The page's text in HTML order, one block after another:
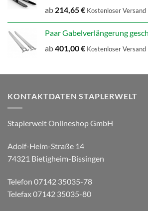
ab 214,65€ Kostenloser Versand
Paar Gabelverlängerung
ab401,00€ Kostenloser Versand
KONTAKTDATEN STAPLERWELT
Staplerwelt Onlineshop GmbH
Adolf-Heim-Straße 14
74321 Bietigheim-Bissingen
Telefon 07142 35035-78
Telefax 07142 35035-80